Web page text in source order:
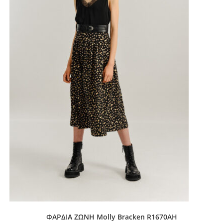
ΦΑΡΔΙΑ ΖΩΝΗ Molly Bracken R1670AH